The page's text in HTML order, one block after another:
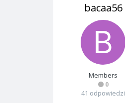
bacaa56
Members
0
41 odpowiedzi